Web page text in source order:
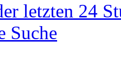
letzten 24
Suche